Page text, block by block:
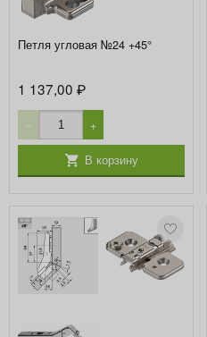
Петля угловая №24 +45°
1 137,00₽
− +
В корзину